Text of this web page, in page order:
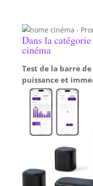
enceintes JBL
Dans la
cinéma
Test de la barre
puissance et